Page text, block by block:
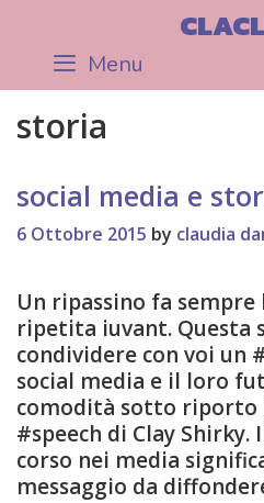
content Menu
storia
social media e
6 Ottobre 2015 by claudia
Un ripassino fa sempre
ripetita iuvant. Questa
condividere con voi un
social media e il loro
comodità sotto
#speech di Clay
corso nei media
messaggio da